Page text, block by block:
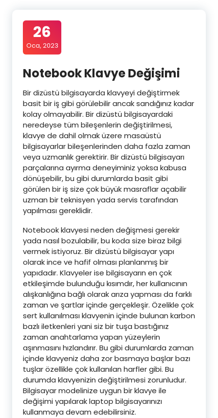
26
Oca, 2023
Notebook Klavye Değişimi
Bir dizüstü bilgisayarda klavyeyi değiştirmek
basit bir iş gibi görülebilir ancak sandığınız kadar
kolay olmayabilir. Bir dizüstü bilgisayardaki
neredeyse tüm bileşenlerin değiştirilmesi,
klavye de dahil olmak üzere masaüstü
bilgisayarlar bileşenlerinden daha fazla zaman
veya uzmanlık gerektirir. Bir dizüstü bilgisayarı
parçalarına ayırma deneyiminiz yoksa kabusa
dönüşebilir, bu gibi durumlarda basit gibi
görülen bir iş size çok büyük masraflar açabilir
uzman bir teknisyen yada servis tarafından
yapılması gereklidir.
Notebook klavyesi neden değişmesi gerekir
yada nasıl bozulabilir, bu koda size biraz bilgi
vermek istiyoruz. Bir dizüstü bilgisayar yapı
olarak ince ve hafif olması planlanmış bir
yapıdadır. Klavyeler ise bilgisayarın en çok
etkileşimde bulunduğu kısımdır, her kullanıcının
alışkanlığına bağlı olarak arıza yapması da farklı
zaman ve şartlar içinde gerçekleşir. Özelikle çok
sert kullanılması klavyenin içinde bulunan karbon
bazlı iletkenleri yani siz bir tuşa bastığınız
zaman anahtarlama yapan yüzeylerin
aşınmasını hızlandırır. Bu gibi durumlarda zaman
içinde klavyeniz daha zor basmaya başlar bazı
tuşlar özellikle çok kullanılan harfler gibi. Bu
durumda klavyenizin değiştirilmesi zorunludur.
Bilgisayar modelinize uygun bir klavye ile
değişimi yapılarak laptop bilgisayarınızı
kullanmaya devam edebilirsiniz.